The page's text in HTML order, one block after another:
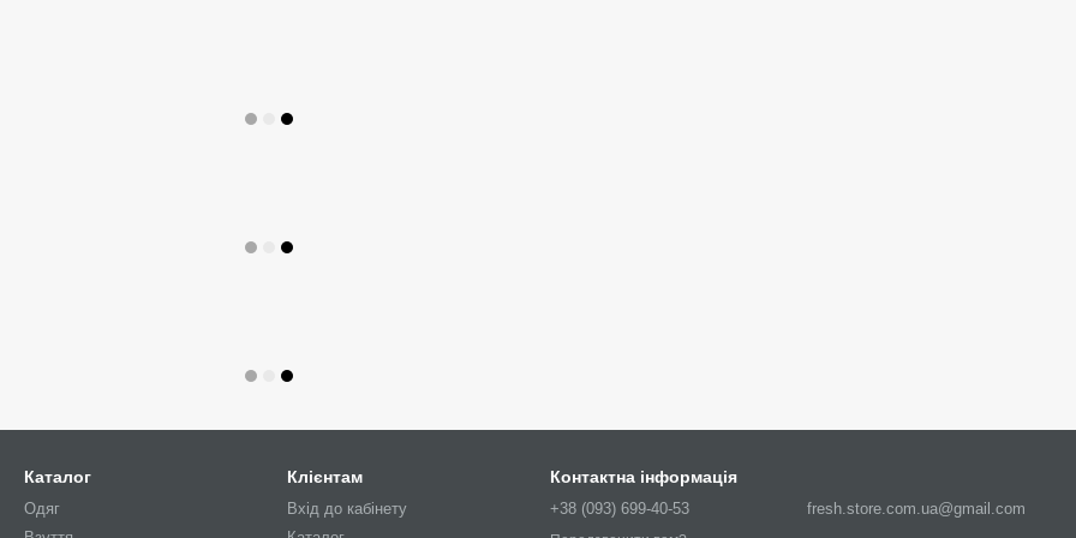
Каталог
Одяг
Клієнтам
Вхід до кабінету
Контактна інформація
+38 (093) 699-40-53 fresh.store.com.ua@gmail.com